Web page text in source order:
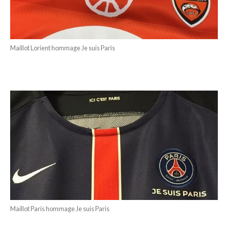
Maillot Lorient hommage Je suis Paris
Maillot Paris hommage Je suis Paris